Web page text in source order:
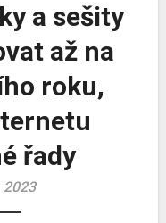
a sešity
až na
roku,
řady
2023